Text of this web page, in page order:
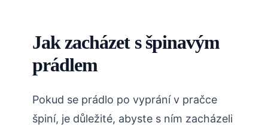
Jak zacházet s špinavým
prádlem
Pokud se prádlo po vyprání v pračce
špiní, je důležité, abyste s ním zacházeli